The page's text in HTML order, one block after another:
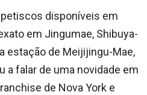
disponíveis em
em Jingumae, Shibuya-
estação de Meijijingu-Mae,
a falar de uma novidade em
de Nova York e